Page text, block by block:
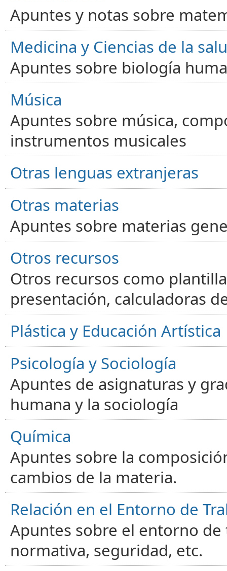
Apuntes y notas sobre
Medicina y Ciencias de la
Apuntes sobre biología
Música
Apuntes sobre música,
instrumentos musicales
Otras lenguas extranjeras
Otras materias
Apuntes sobre materias
Otros recursos
Otros recursos como
presentación, calculadoras
Plástica y Educación Artística
Psicología y Sociología
Apuntes de asignaturas y
humana y la sociología
Química
Apuntes sobre la
cambios de la materia.
Relación en el Entorno de
Apuntes sobre el entorno
normativa, seguridad, etc.